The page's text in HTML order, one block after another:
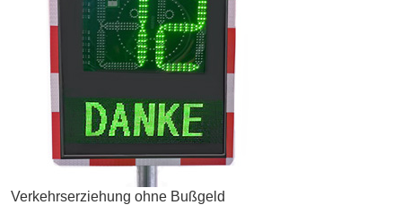
Verkehrserziehung ohne Bußgeld